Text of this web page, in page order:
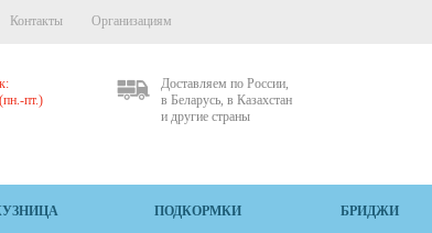
Контакты Организациям
пт.)
Доставляем по России,
в Беларусь, в Казахстан
и другие страны
ПОДКОРМКИ БРИДЖИ